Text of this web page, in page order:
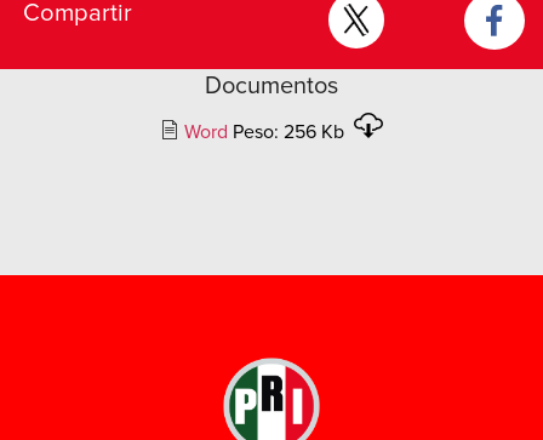
Compartir
Documentos
Word Peso: 256 Kb